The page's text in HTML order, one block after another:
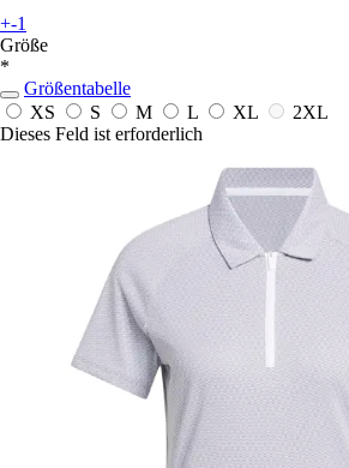
+-1
Größe
*
Größentabelle
XS
S M L XL
2XL
Dieses Feld ist erforderlich